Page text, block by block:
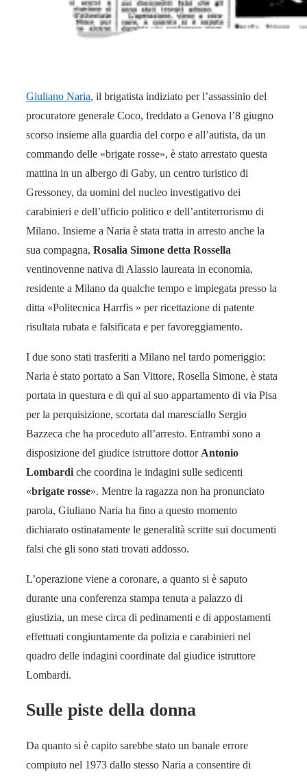
Giuliano Naria, il brigatista indiziato per l’assassinio del
procuratore generale Coco, freddato a Genova l’8 giugno
scorso insieme alla guardia del corpo e all’autista, da un
commando delle «brigate rosse», è stato arrestato questa
mattina in un albergo di Gaby, un centro turistico di
Gressoney, da uomini del nucleo investigativo dei
carabinieri e dell’ufficio politico e dell’antiterrorismo di
Milano. Insieme a Naria è stata tratta in arresto anche la
sua compagna, Rosalia Simone detta Rossella
ventinovenne nativa di Alassio laureata in economia,
residente a Milano da qualche tempo e impiegata presso la
ditta «Politecnica Harrfis » per ricettazione di patente
risultata rubata e falsificata e per favoreggiamento.
I due sono stati trasferiti a Milano nel tardo pomeriggio:
Naria è stato portato a San Vittore, Rosella Simone, è stata
portata in questura e di qui al suo appartamento di via Pisa
per la perquisizione, scortata dal maresciallo Sergio
Bazzeca che ha proceduto all’arresto. Entrambi sono a
disposizione del giudice istruttore dottor Antonio
Lombardi che coordina le indagini sulle sedicenti
«brigate rosse». Mentre la ragazza non ha pronunciato
parola, Giuliano Naria ha fino a questo momento
dichiarato ostinatamente le generalità scritte sui documenti
falsi che gli sono stati trovati addosso.
L’operazione viene a coronare, a quanto si è saputo
durante una conferenza stampa tenuta a palazzo di
giustizia, un mese circa di pedinamenti e di appostamenti
effettuati congiuntamente da polizia e carabinieri nel
quadro delle indagini coordinate dal giudice istruttore
Lombardi.
Sulle piste della donna
Da quanto si è capito sarebbe stato un banale errore
compiuto nel 1973 dallo stesso Naria a consentire di